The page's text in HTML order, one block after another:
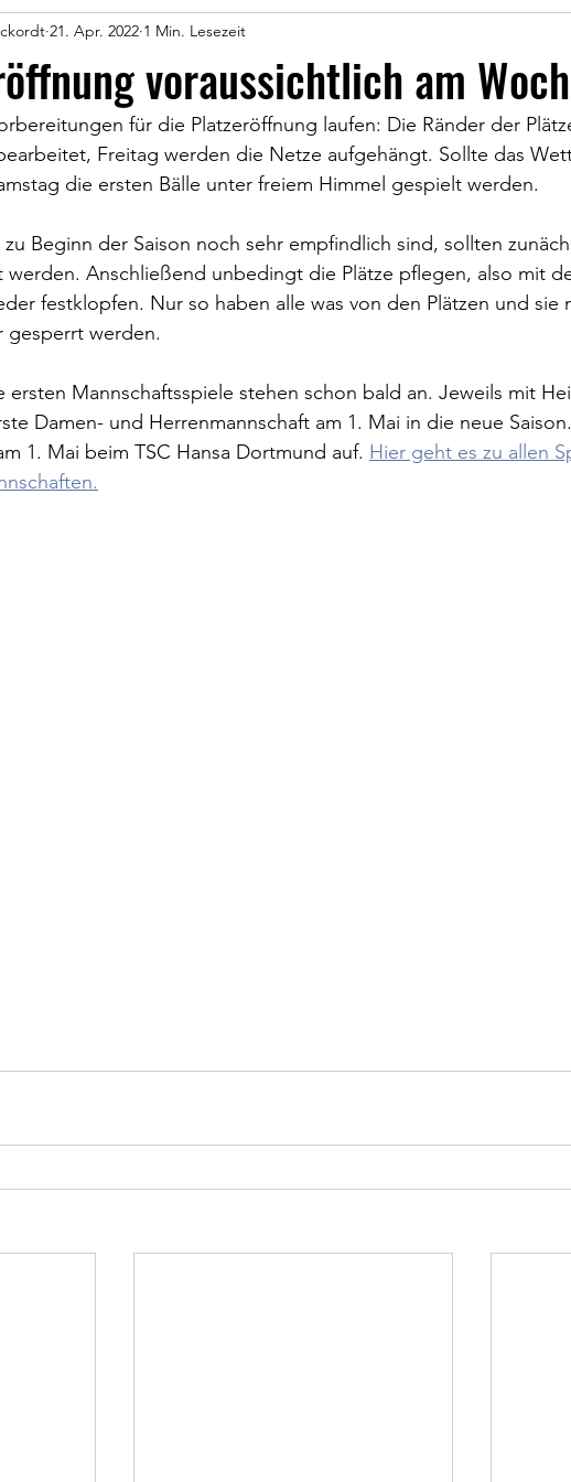
voraussichtlich am
21. Apr. 2022 1 Min. Lesezeit
für die Platzeröffnung laufen: Die Ränder der
Freitag werden die Netze aufgehängt. Sollte das
die ersten Bälle unter freiem Himmel gespielt werden.
zu Beginn der Saison noch sehr empfindlich sind, sollten
werden. Anschließend unbedingt die Plätze pflegen, also mit
festklopfen. Nur so haben alle was von den Plätzen und sie
gesperrt werden.
ersten Mannschaftsspiele stehen schon bald an. Jeweils mit
Damen- und Herrenmannschaft am 1. Mai in die neue
1. Mai beim TSC Hansa Dortmund auf. Hier geht es zu allen